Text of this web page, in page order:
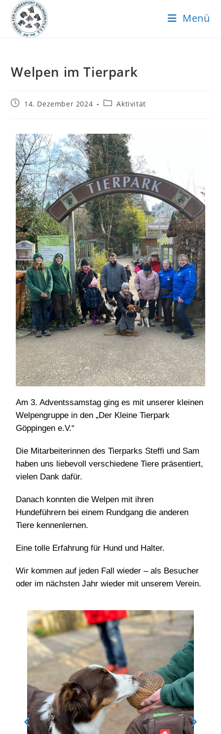
Menü
Welpen im Tierpark
14. Dezember 2024 Aktivität
Am 3. Adventssamstag ging es mit unserer kleinen
Welpengruppe in den „Der Kleine Tierpark
Göppingen e.V.“
Die Mitarbeiterinnen des Tierparks Steffi und Sam
haben uns liebevoll verschiedene Tiere präsentiert,
vielen Dank dafür.
Danach konnten die Welpen mit ihren
Hundeführern bei einem Rundgang die anderen
Tiere kennenlernen.
Eine tolle Erfahrung für Hund und Halter.
Wir kommen auf jeden Fall wieder – als Besucher
oder im nächsten Jahr wieder mit unserem Verein.